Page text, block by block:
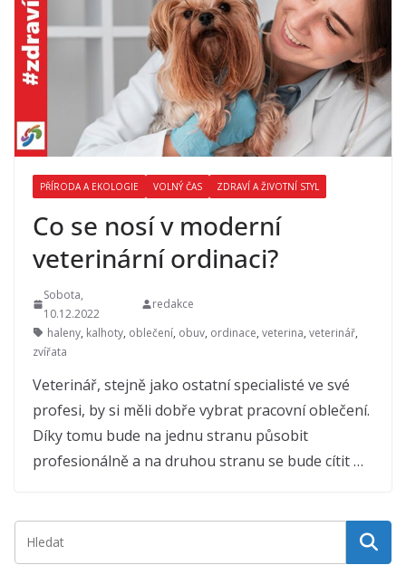
PŘÍRODA A EKOLOGIE VOLNÝ ČAS ZDRAVÍ A ŽIVOTNÍ STYL
Co se nosí v moderní
veterinární ordinaci?
Sobota,
10.12.2022
redakce
haleny, kalhoty, oblečení, obuv, ordinace, veterina, veterinář,
zvířata
Veterinář, stejně jako ostatní specialisté ve své
profesi, by si měli dobře vybrat pracovní oblečení.
Díky tomu bude na jednu stranu působit
profesionálně a na druhou stranu se bude cítit …